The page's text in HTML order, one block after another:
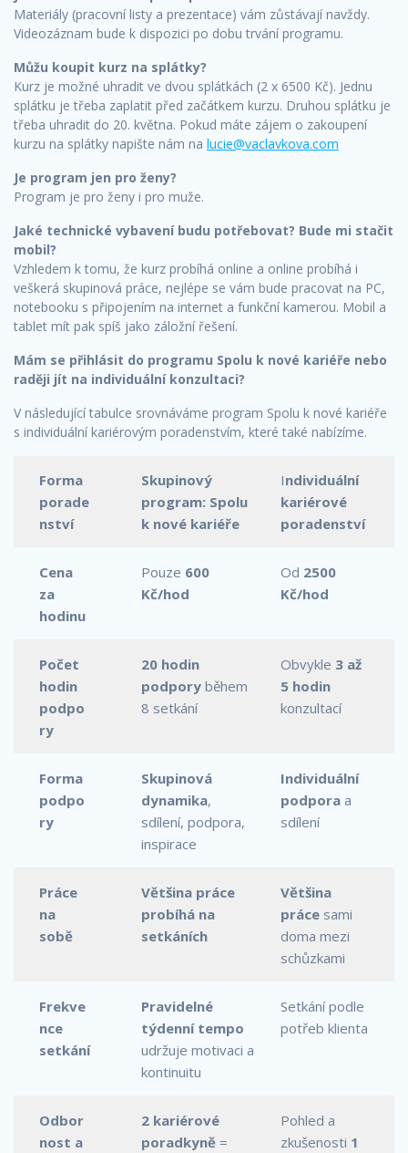
Materiály (pracovní listy a prezentace) vám zůstávají navždy.
Videozáznam bude k dispozici po dobu trvání programu.
Můžu koupit kurz na splátky?
Kurz je možné uhradit ve dvou splátkách (2 x 6500 Kč). Jednu
splátku je třeba zaplatit před začátkem kurzu. Druhou splátku je
třeba uhradit do 20. května. Pokud máte zájem o zakoupení
kurzu na splátky napište nám na lucie@vaclavkova.com
Je program jen pro ženy?
Program je pro ženy i pro muže.
Jaké technické vybavení budu potřebovat? Bude mi stačit
mobil?
Vzhledem k tomu, že kurz probíhá online a online probíhá i
veškerá skupinová práce, nejlépe se vám bude pracovat na PC,
notebooku s připojením na internet a funkční kamerou. Mobil a
tablet mít pak spíš jako záložní řešení.
Mám se přihlásit do programu Spolu k nové kariéře nebo
raději jít na individuální konzultaci?
V následující tabulce srovnáváme program Spolu k nové kariéře
s individuální kariérovým poradenstvím, které také nabízíme.
Forma
porade
nství
Skupinový
program: Spolu
k nové kariéře
Individuální
kariérové
poradenství
Cena
za
hodinu
Pouze 600
Kč/hod
Od 2500
Kč/hod
Počet
hodin
podpo
ry
20 hodin
podpory během
8 setkání
Obvykle 3 až
5 hodin
konzultací
Forma
podpo
ry
Skupinová
dynamika,
sdílení, podpora,
inspirace
Individuální
podpora a
sdílení
Práce
na
sobě
Většina práce
probíhá na
setkáních
Většina
práce sami
doma mezi
schůzkami
Frekve
nce
setkání
Pravidelné
týdenní tempo
udržuje motivaci a
kontinuitu
Setkání podle
potřeb klienta
Odbor
nost a
2 kariérové
poradkyně =
Pohled a
zkušenosti 1